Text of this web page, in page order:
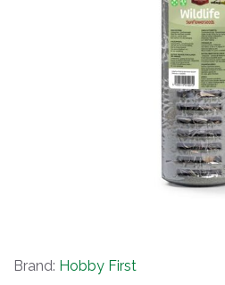
Brand: Hobby First